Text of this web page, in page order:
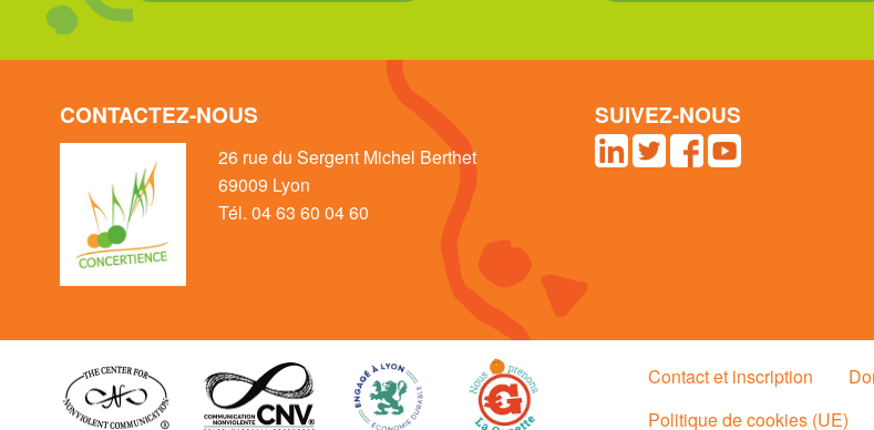
CONTACTEZ-NOUS
26 rue du Sergent Michel Berthet
69009 Lyon
Tél. 04 63 60 04 60
SUIVEZ-NOUS
Contact et inscription
Politique de cookies (UE)